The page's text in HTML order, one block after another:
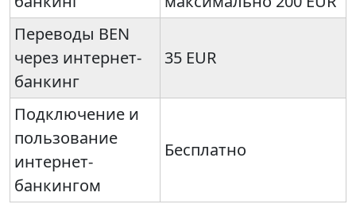
Переводы BEN
через интернет-
банкинг
35 EUR
Подключение и
пользование
интернет-
банкингом
Бесплатно